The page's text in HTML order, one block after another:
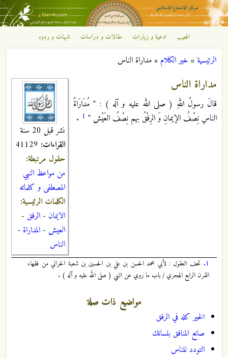
تجاوز إلى المحتوى الرئيسي
مركز
الإشعاع
الإسلامي
المجيب ادعية و زيارات مقالات و دراسات شبهات و ردود
أنت هنا
الرئيسية» خير الكلام »مداراة الناس
نشر قبل 20 سنة
القراءات:
حقول مرتبطة:
من مواعظ النبي
المصطفى و كلماته
الكلمات الرئيسية:
الايمان - الرفق -
العيش - المداراة -
الناس
مداراة الناس
قالَ رسولُ اللهِ ( صلى الله عليه و آله ) : " مُدَارَاةُ
الناسِ نِصْفُ الإيمانِ وَ الرِفْقُ بهم نِصْفُ العَيْش " 1
.
1. تحف العقول : لأبي محمد الحسن بن علي بن الحسين بن شعبة الحراني من فقهاء
القرن الرابع الهجري / باب ما روي عن النبي ( صلى الله عليه و آله ) .
مواضيع ذات صلة
الخير كله في الرفق
صانع المنافق بلسانك
التودد للناس